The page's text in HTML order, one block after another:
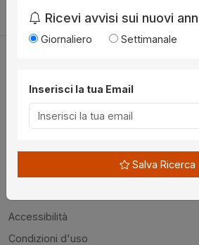
Utilità
Chi siamo
Disclaimer
Accessibilità
Condizioni d'uso
Ricevi avvisi sui nuovi
Giornaliero Settimanale
Inserisci la tua Email
Salva Ricerca